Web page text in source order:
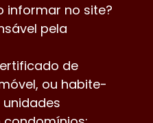
informar no site?
pela
de
ou habite-